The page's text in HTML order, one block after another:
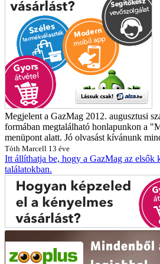
Megjelent a GazMag 2012. augusztusi
formában megtalálható honlapunkon a
menüpont alatt. Jó olvasást kívánunk
Tóth Marcell 13 éve
Itt állíthatja be, hogy a GazMag az elsők
találatokban.